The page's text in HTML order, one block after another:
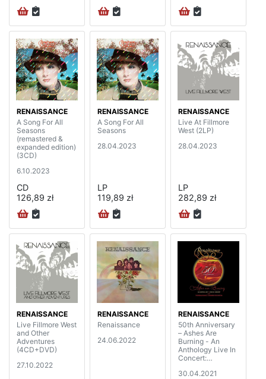
RENAISSANCE
A Song For All
Seasons
(remastered &
expanded edition)
(3CD)
6.10.2023
CD
126,89 zł
RENAISSANCE
A Song For All
Seasons
28.04.2023
LP
119,89 zł
RENAISSANCE
Live At Fillmore
West (2LP)
28.04.2023
LP
282,89 zł
RENAISSANCE
Live Fillmore West
and Other
Adventures
(4CD+DVD)
27.10.2022
RENAISSANCE
Renaissance
24.06.2022
RENAISSANCE
50th Anniversary
– Ashes Are
Burning - An
Anthology Live In
Concert:
30.04.2021